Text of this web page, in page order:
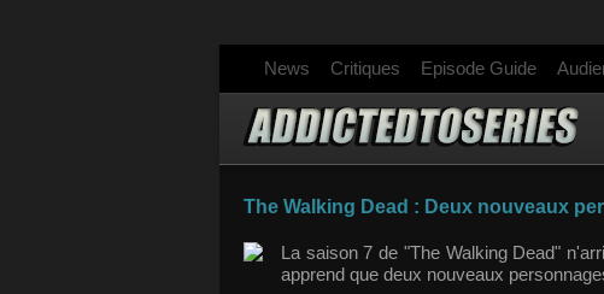
News Critiques Episode Guide
The Walking Dead : Deux nouveaux
La saison 7 de "The Walking Dead"
apprend que deux nouveaux